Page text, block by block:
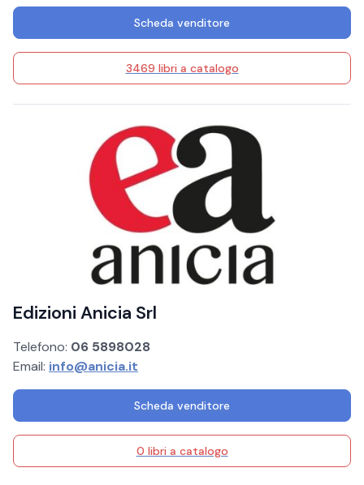
Scheda venditore
3469 libri a catalogo
Edizioni Anicia Srl
Telefono: 06 5898028
Email: info@anicia.it
Scheda venditore
0 libri a catalogo